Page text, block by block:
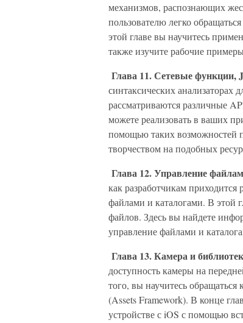
механизмов, распознающих
пользователю легко
этой главе вы научитесь
также изучите рабочие
Глава 11. Сетевые функции,
синтаксических
рассматриваются различные
можете реализовать в ваших
помощью таких возможностей
творчеством на подобных
Глава 12. Управление
как разработчикам
файлами и каталогами. В этой
файлов. Здесь вы найдете
управление файлами и
Глава 13. Камера и
доступность камеры на
того, вы научитесь
(Assets Framework). В конце
устройстве с iOS с помощью